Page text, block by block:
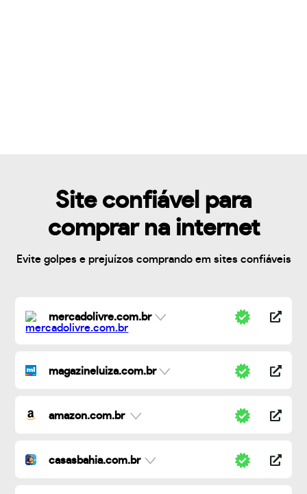
Site confiável para
comprar na internet
Evite golpes e prejuízos comprando em sites confiáveis
mercadolivre.com.br
magazineluiza.com.br
amazon.com.br
casasbahia.com.br